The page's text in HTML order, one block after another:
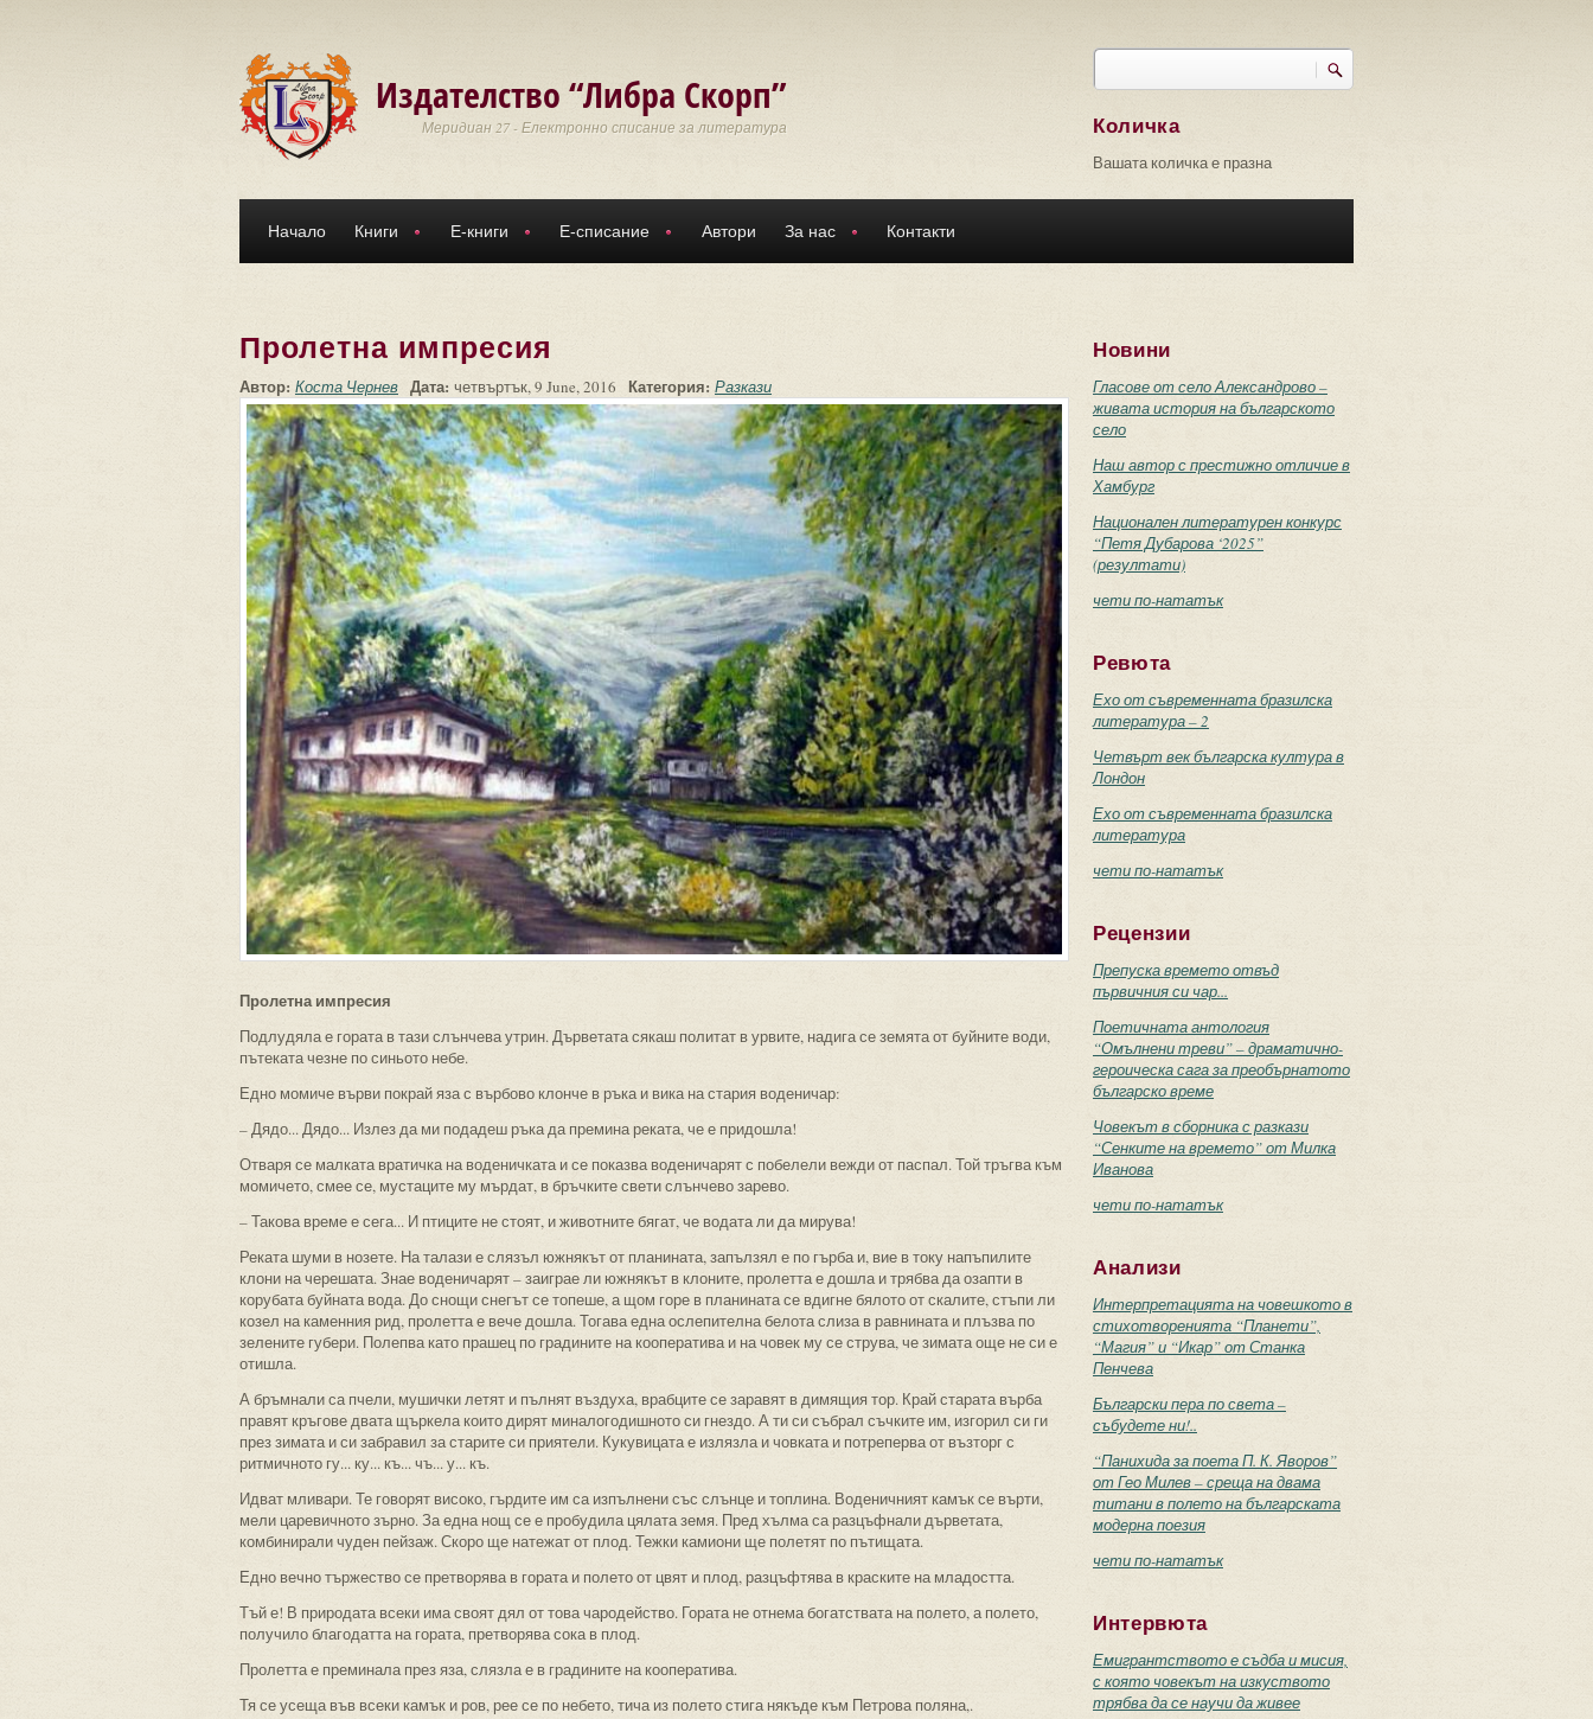
Издателство “Либра Скорп”
Меридиан 27 - Електронно списание за литература
Търси
Количка
Вашата количка е празна
Начало Книги Е-книги Е-списание Автори За нас Контакти
Пролетна импресия
Автор: Коста Чернев Дата: четвъртък, 9 June, 2016 Категория: Разкази
Пролетна импресия
Подлудяла е гората в тази слънчева утрин. Дърветата сякаш политат в урвите, надига се земята от буйните води,
пътеката чезне по синьото небе.
Едно момиче върви покрай яза с върбово клонче в ръка и вика на стария воденичар:
– Дядо... Дядо... Излез да ми подадеш ръка да премина реката, че е придошла!
Отваря се малката вратичка на воденичката и се показва воденичарят с побелели вежди от паспал. Той тръгва към
момичето, смее се, мустаците му мърдат, в бръчките свети слънчево зарево.
– Такова време е сега... И птиците не стоят, и животните бягат, че водата ли да мирува!
Реката шуми в нозете. На талази е слязъл южнякът от планината, запълзял е по гърба и, вие в току напъпилите
клони на черешата. Знае воденичарят – заиграе ли южнякът в клоните, пролетта е дошла и трябва да озапти в
корубата буйната вода. До снощи снегът се топеше, а щом горе в планината се вдигне бялото от скалите, стъпи ли
козел на каменния рид, пролетта е вече дошла. Тогава една ослепителна белота слиза в равнината и плъзва по
зелените губери. Полепва като прашец по градините на кооператива и на човек му се струва, че зимата още не си е
отишла.
А бръмнали са пчели, мушички летят и пълнят въздуха, врабците се заравят в димящия тор. Край старата върба
правят кръгове двата щъркела които дирят миналогодишното си гнездо. А ти си събрал съчките им, изгорил си ги
през зимата и си забравил за старите си приятели. Кукувицата е излязла и човката и потреперва от възторг с
ритмичното гу... ку... къ... чъ... у... къ.
Идват мливари. Те говорят високо, гърдите им са изпълнени със слънце и топлина. Воденичният камък се върти,
мели царевичното зърно. За една нощ се е пробудила цялата земя. Пред хълма са разцъфнали дърветата,
комбинирали чуден пейзаж. Скоро ще натежат от плод. Тежки камиони ще полетят по пътищата.
Едно вечно тържество се претворява в гората и полето от цвят и плод, разцъфтява в краските на младостта.
Тъй е! В природата всеки има своят дял от това чародейство. Гората не отнема богатствата на полето, а полето,
получило благодатта на гората, претворява сока в плод.
Пролетта е преминала през яза, слязла е в градините на кооператива.
Тя се усеща във всеки камък и ров, рее се по небето, тича из полето стига някъде към Петрова поляна,.
Новини
Гласове от село Александрово –
живата история на българското
село
Наш автор с престижно отличие в
Хамбург
Национален литературен конкурс
“Петя Дубарова ‘2025”
(резултати)
чети по-нататък
Ревюта
Ехо от съвременната бразилска
литература – 2
Четвърт век българска култура в
Лондон
Ехо от съвременната бразилска
литература
чети по-нататък
Рецензии
Препуска времето отвъд
първичния си чар...
Поетичната антология
“Омълнени треви” – драматично-
героическа сага за преобърнатото
българско време
Човекът в сборника с разкази
“Сенките на времето” от Милка
Иванова
чети по-нататък
Анализи
Интерпретацията на човешкото в
стихотворенията “Планети”,
“Магия” и “Икар” от Станка
Пенчева
Български пера по света –
събудете ни!..
“Панихида за поета П. К. Яворов”
от Гео Милев – среща на двама
титани в полето на българската
модерна поезия
чети по-нататък
Интервюта
Емигрантството е съдба и мисия,
с която човекът на изкуството
трябва да се научи да живее